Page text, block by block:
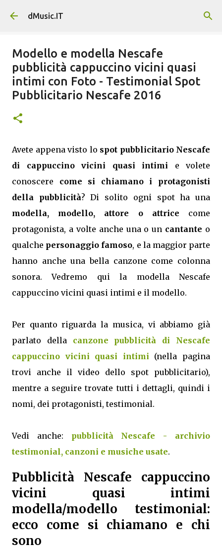
Passa ai contenuti principali
dMusic.IT
Modello e modella Nescafe
pubblicità cappuccino vicini quasi
intimi con Foto - Testimonial Spot
Pubblicitario Nescafe 2016
Avete appena visto lo spot pubblicitario Nescafe
di cappuccino vicini quasi intimi e volete
conoscere come si chiamano i protagonisti
della pubblicità? Di solito ogni spot ha una
modella, modello, attore o attrice come
protagonista, a volte anche una o un cantante o
qualche personaggio famoso, e la maggior parte
hanno anche una bella canzone come colonna
sonora. Vedremo qui la modella Nescafe
cappuccino vicini quasi intimi e il modello.
Per quanto riguarda la musica, vi abbiamo già
parlato della canzone pubblicità di Nescafe
cappuccino vicini quasi intimi (nella pagina
trovi anche il video dello spot pubblicitario),
mentre a seguire trovate tutti i dettagli, quindi i
nomi, dei protagonisti, testimonial.
Vedi anche: pubblicità Nescafe - archivio
testimonial, canzoni e musiche usate.
Pubblicità Nescafe cappuccino
vicini quasi intimi
modella/modello testimonial:
ecco come si chiamano e chi
sono